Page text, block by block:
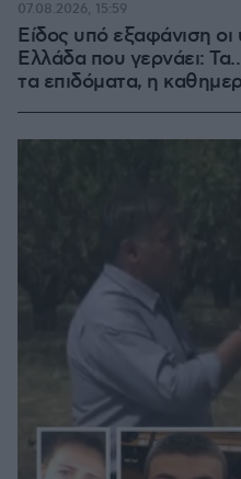
Είδος υπό εξαφάνιση
Ελλάδα που γερνάει:
τα επιδόματα, η
07.08.2026, 15:59